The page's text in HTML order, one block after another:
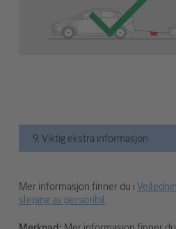
9. Viktig ekstra informasjon
Mer informasjon finner du i
sleping av personbil.